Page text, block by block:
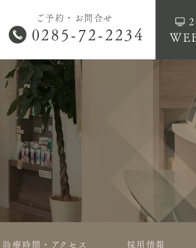
ご予約・お問合せ
0285-72-2234
診療時間・アクセス 採用情報